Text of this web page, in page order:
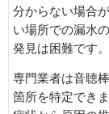
分からない場合
い場所での漏水
発見は困難です。
専門業者は音聴
箇所を特定でき